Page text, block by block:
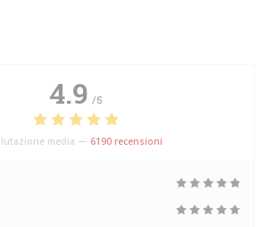
4.9 /5
media — 6190 recensioni